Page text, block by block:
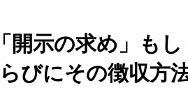
開示の求め」も
びにその徴収方